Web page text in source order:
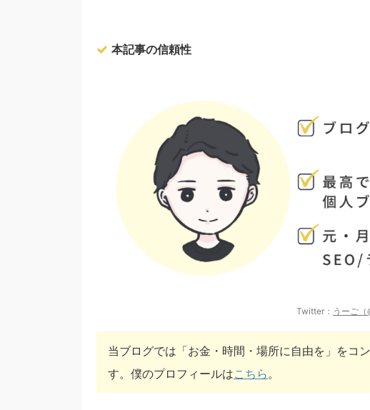
本記事の信頼性
Twitter： うーご（
当ブログでは「お金・時間・場所に自由を」をコ
す。僕のプロフィールはこちら。